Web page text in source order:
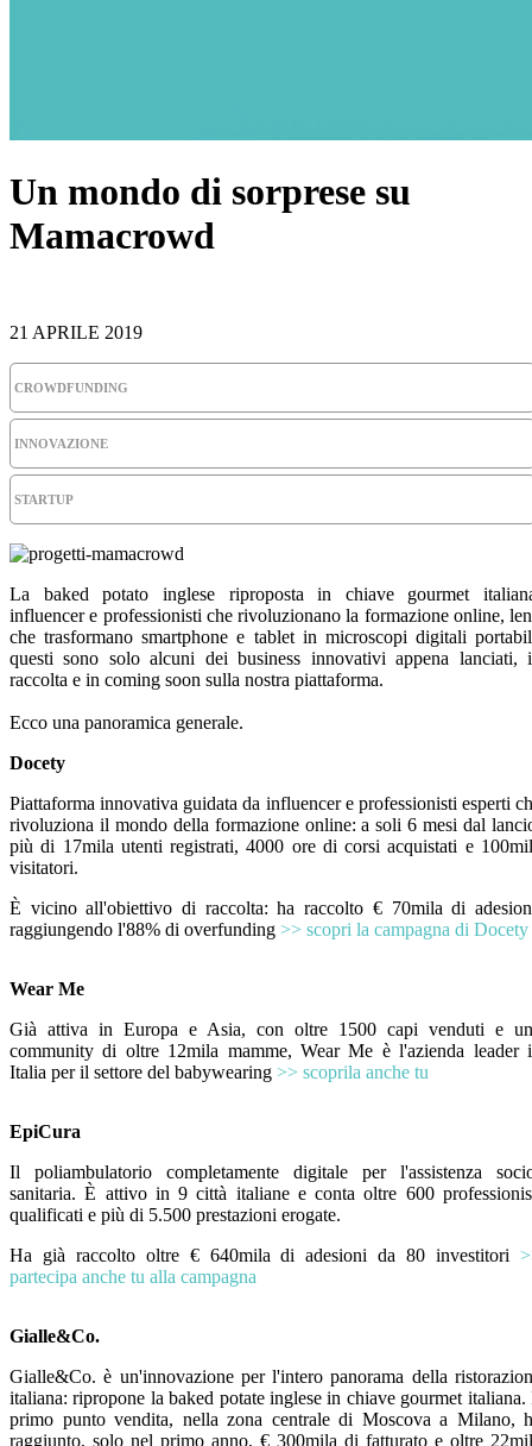
Un mondo di sorprese su
Mamacrowd
21 APRILE 2019
CROWDFUNDING
INNOVAZIONE
STARTUP
La baked potato inglese riproposta in chiave gourmet
influencer e professionisti che rivoluzionano la formazione online,
che trasformano smartphone e tablet in microscopi digitali
questi sono solo alcuni dei business innovativi appena lanciati,
raccolta e in coming soon sulla nostra piattaforma.
Ecco una panoramica generale.
Docety
Piattaforma innovativa guidata da influencer e professionisti esperti
rivoluziona il mondo della formazione online: a soli 6 mesi dal
più di 17mila utenti registrati, 4000 ore di corsi acquistati e
visitatori.
È vicino all'obiettivo di raccolta: ha raccolto € 70mila di
raggiungendo l'88% di overfunding >> scopri la campagna di Docety
Wear Me
Già attiva in Europa e Asia, con oltre 1500 capi venduti e
community di oltre 12mila mamme, Wear Me è l'azienda leader
Italia per il settore del babywearing >> scoprila anche tu
EpiCura
Il poliambulatorio completamente digitale per l'assistenza
sanitaria. È attivo in 9 città italiane e conta oltre 600
qualificati e più di 5.500 prestazioni erogate.
Ha già raccolto oltre € 640mila di adesioni da 80 investitori
partecipa anche tu alla campagna
Gialle&Co.
Gialle&Co. è un'innovazione per l'intero panorama della
italiana: ripropone la baked potate inglese in chiave gourmet italiana.
primo punto vendita, nella zona centrale di Moscova a Milano,
raggiunto, solo nel primo anno, € 300mila di fatturato e oltre